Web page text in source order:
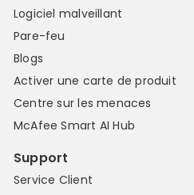
Logiciel malveillant
Pare-feu
Blogs
Activer une carte de produit
Centre sur les menaces
McAfee Smart AI Hub
Support
Service Client